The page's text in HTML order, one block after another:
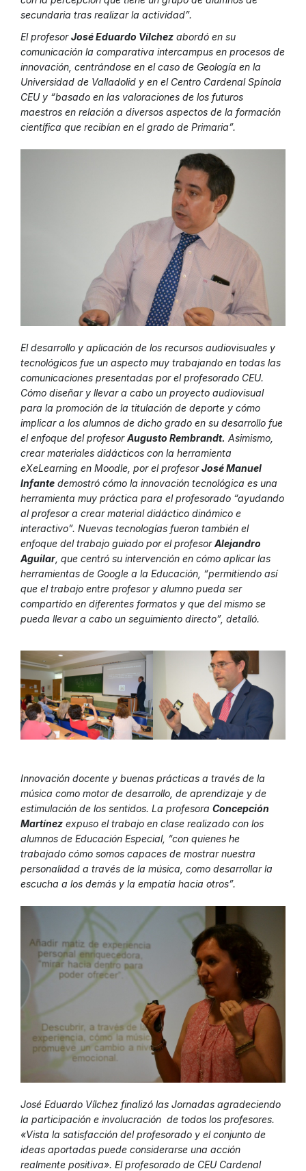
secundaria tras realizar la actividad”.
El profesorJosé Eduardo Vílchez abordó en su
comunicación la comparativa intercampus en procesos de
innovación, centrándose en el caso de Geología en la
Universidad de Valladolid y en el Centro Cardenal Spínola
CEU y “basado en las valoraciones de los futuros
maestros en relación a diversos aspectos de la formación
científica que recibían en el grado de Primaria”.
El desarrollo y aplicación de los recursos audiovisuales y
tecnológicos fue un aspecto muy trabajando en todas las
comunicaciones presentadas por el profesorado CEU.
Cómo diseñar y llevar a cabo un proyecto audiovisual
para la promoción de la titulación de deporte y cómo
implicar a los alumnos de dicho grado en su desarrollo fue
el enfoque del profesorAugusto Rembrandt. Asimismo,
crear materiales didácticos con la herramienta
eXeLearning en Moodle, por el profesorJosé Manuel
Infante demostró cómo la innovación tecnológica es una
herramienta muy práctica para el profesorado “ayudando
al profesor a crear material didáctico dinámico e
interactivo”. Nuevas tecnologías fueron también el
enfoque del trabajo guiado por el profesorAlejandro
Aguilar , que centró su intervención en cómo aplicar las
herramientas de Google a la Educación, “permitiendo así
que el trabajo entre profesor y alumno pueda ser
compartido en diferentes formatos y que del mismo se
pueda llevar a cabo un seguimiento directo”, detalló.
Innovación docente y buenas prácticas a través de la
música como motor de desarrollo, de aprendizaje y de
estimulación de los sentidos. La profesora Concepción
Martínez expuso el trabajo en clase realizado con los
alumnos de Educación Especial, “con quienes he
trabajado cómo somos capaces de mostrar nuestra
personalidad a través de la música, como desarrollar la
escucha a los demás y la empatía hacia otros”.
José Eduardo Vílchez finalizó las Jornadas agradeciendo
la participación e involucración de todos los profesores.
«Vista la satisfacción del profesorado y el conjunto de
ideas aportadas puede considerarse una acción
realmente positiva». El profesorado de CEU Cardenal